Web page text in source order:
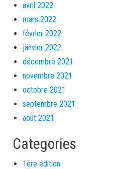
avril 2022
mars 2022
février 2022
janvier 2022
décembre 2021
novembre 2021
octobre 2021
septembre 2021
août 2021
Categories
1ère édition